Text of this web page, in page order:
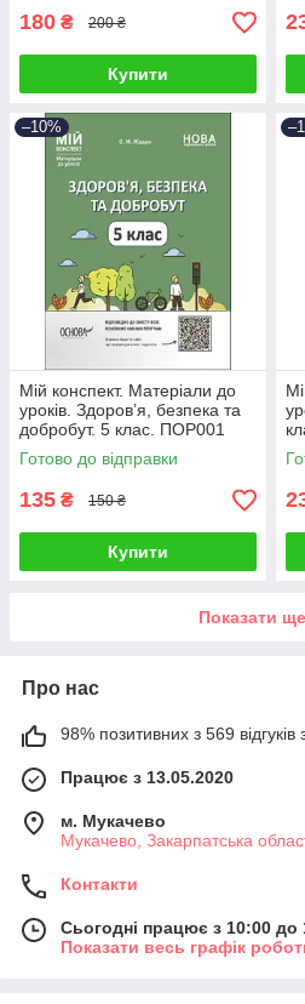
180 ₴ 200 ₴
Купити
–10%
Мій конспект. Матеріали до
уроків. Здоров’я, безпека та
добробут. 5 клас. ПОР001
Готово до відправки
135 ₴ 150 ₴
Купити
Показати ще
Про нас
98% позитивних з 569 відгуків
Працює з 13.05.2020
м. Мукачево
Мукачево, Закарпатська
Контакти
Сьогодні працює з 10:00 до
Показати весь графік